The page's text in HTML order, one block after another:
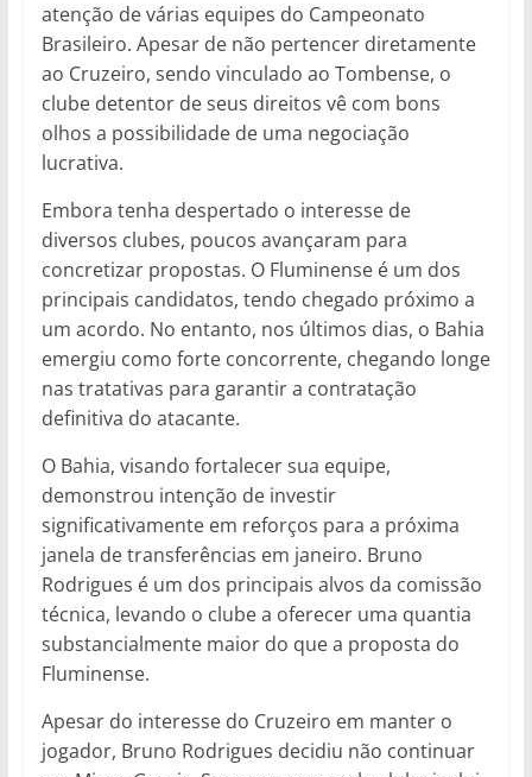
atenção de várias equipes do Campeonato
Brasileiro. Apesar de não pertencer diretamente
ao Cruzeiro, sendo vinculado ao Tombense, o
clube detentor de seus direitos vê com bons
olhos a possibilidade de uma negociação
lucrativa.
Embora tenha despertado o interesse de
diversos clubes, poucos avançaram para
concretizar propostas. O Fluminense é um dos
principais candidatos, tendo chegado próximo a
um acordo. No entanto, nos últimos dias, o Bahia
emergiu como forte concorrente, chegando longe
nas tratativas para garantir a contratação
definitiva do atacante.
O Bahia, visando fortalecer sua equipe,
demonstrou intenção de investir
significativamente em reforços para a próxima
janela de transferências em janeiro. Bruno
Rodrigues é um dos principais alvos da comissão
técnica, levando o clube a oferecer uma quantia
substancialmente maior do que a proposta do
Fluminense.
Apesar do interesse do Cruzeiro em manter o
jogador, Bruno Rodrigues decidiu não continuar